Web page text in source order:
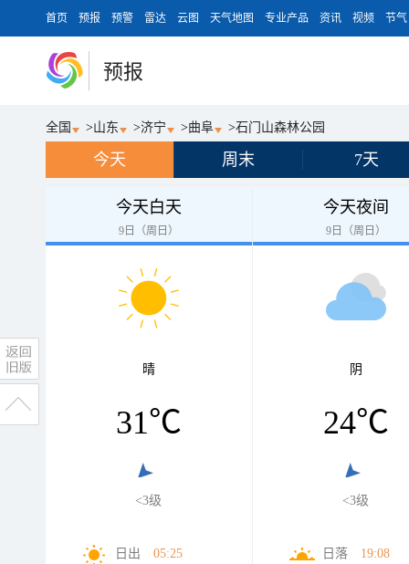
首页 预报 预警 雷达 云图 天气地图 专业产品 资讯 视频 节气
预报
全国 >山东 >济宁 >曲阜 >石门山森林公园
今天 周末 7天
今天白天
9日（周日）
晴
31℃
<3级
日出 05:25
今天夜间
9日（周日）
阴
24℃
<3级
日落 19:08